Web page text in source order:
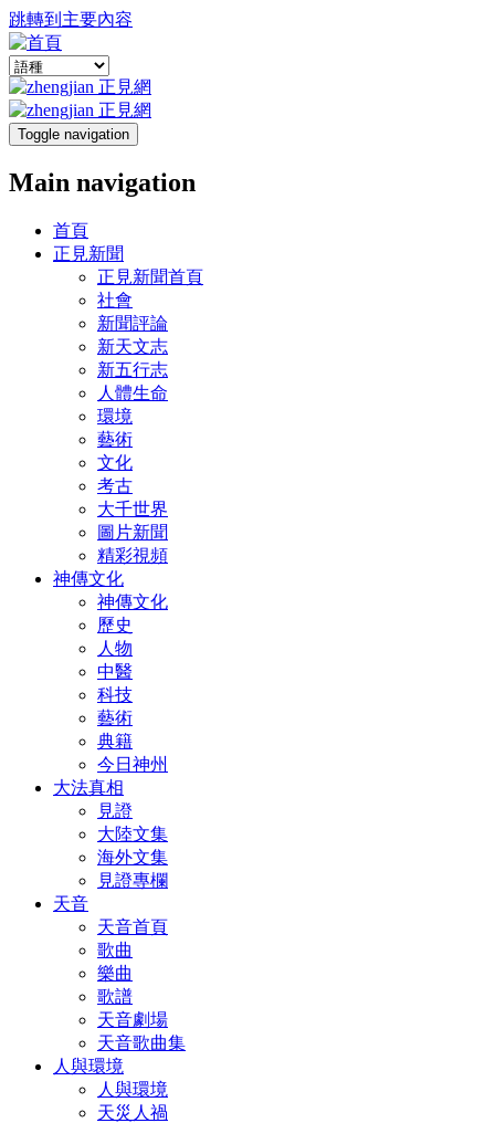
跳轉到主要內容
Toggle navigation
Main navigation
首頁
正見新聞
正見新聞首頁
社會
新聞評論
新天文志
新五行志
人體生命
環境
藝術
文化
考古
大千世界
圖片新聞
精彩視頻
神傳文化
神傳文化
歷史
人物
中醫
科技
藝術
典籍
今日神州
大法真相
見證
大陸文集
海外文集
見證專欄
天音
天音首頁
歌曲
樂曲
歌譜
天音劇場
天音歌曲集
人與環境
人與環境
天災人禍